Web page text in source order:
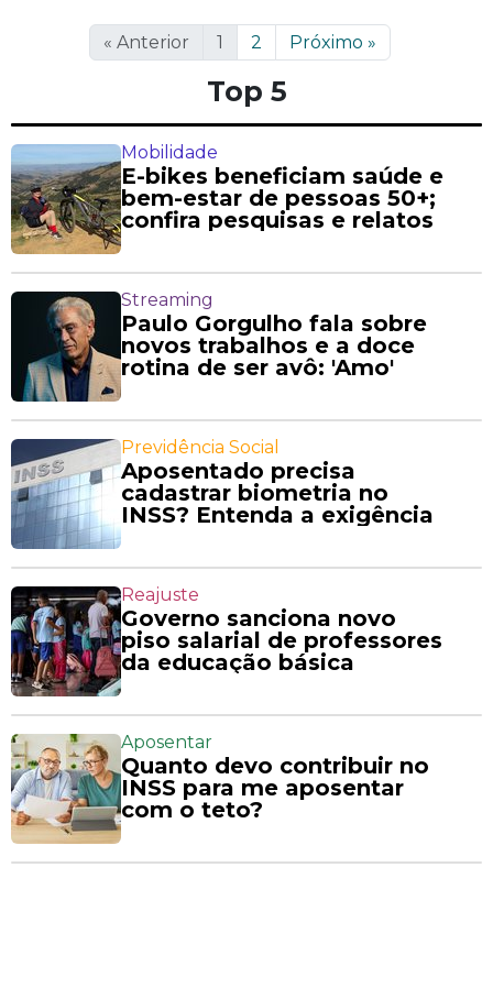
« Anterior 1 2 Próximo »
Top 5
Mobilidade
E-bikes beneficiam saúde e
bem-estar de pessoas 50+;
confira pesquisas e relatos
Streaming
Paulo Gorgulho fala sobre
novos trabalhos e a doce
rotina de ser avô: 'Amo'
Previdência Social
Aposentado precisa
cadastrar biometria no
INSS? Entenda a exigência
Reajuste
Governo sanciona novo
piso salarial de professores
da educação básica
Aposentar
Quanto devo contribuir no
INSS para me aposentar
com o teto?